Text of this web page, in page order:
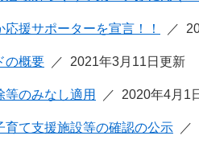
応援サポーターを宣言！！
の概要 2021年3月11日更新
等のみなし適用 2020年4月1
育て支援施設等の確認の公示